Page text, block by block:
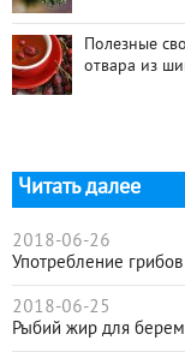
Полезные
отвара из
Читать далее
2018-06-26
Употребление
2018-06-25
Рыбий жир для